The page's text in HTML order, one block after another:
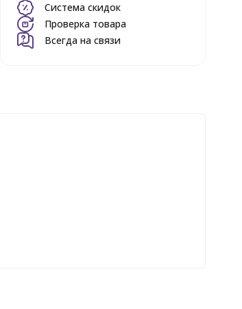
Система скидок
Проверка товара
Всегда на связи